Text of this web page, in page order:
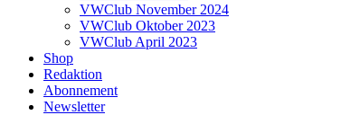
VWClub November 2024
VWClub Oktober 2023
VWClub April 2023
Shop
Redaktion
Abonnement
Newsletter